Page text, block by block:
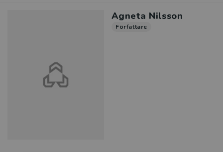
Agneta Nilsson
Författare